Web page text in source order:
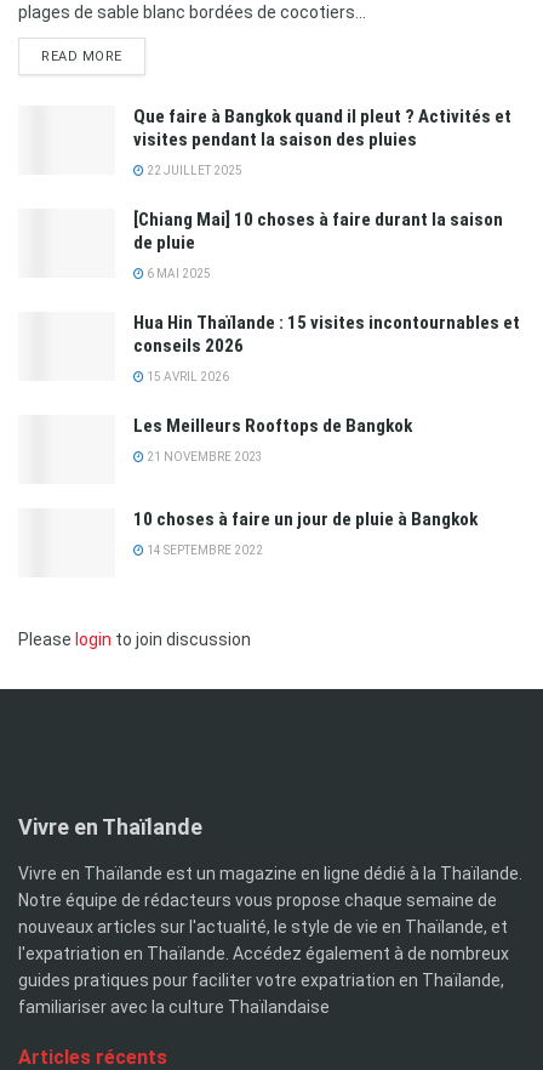
plages de sable blanc bordées de cocotiers...
READ MORE
Que faire à Bangkok quand il pleut ? Activités et
visites pendant la saison des pluies
22 JUILLET 2025
[Chiang Mai] 10 choses à faire durant la saison
de pluie
6 MAI 2025
Hua Hin Thaïlande : 15 visites incontournables et
conseils 2026
15 AVRIL 2026
Les Meilleurs Rooftops de Bangkok
21 NOVEMBRE 2023
10 choses à faire un jour de pluie à Bangkok
14 SEPTEMBRE 2022
Please login to join discussion
Vivre en Thaïlande
Vivre en Thaïlande est un magazine en ligne dédié à la Thaïlande.
Notre équipe de rédacteurs vous propose chaque semaine de
nouveaux articles sur l'actualité, le style de vie en Thaïlande, et
l'expatriation en Thaïlande. Accédez également à de nombreux
guides pratiques pour faciliter votre expatriation en Thaïlande,
familiariser avec la culture Thaïlandaise
Articles récents